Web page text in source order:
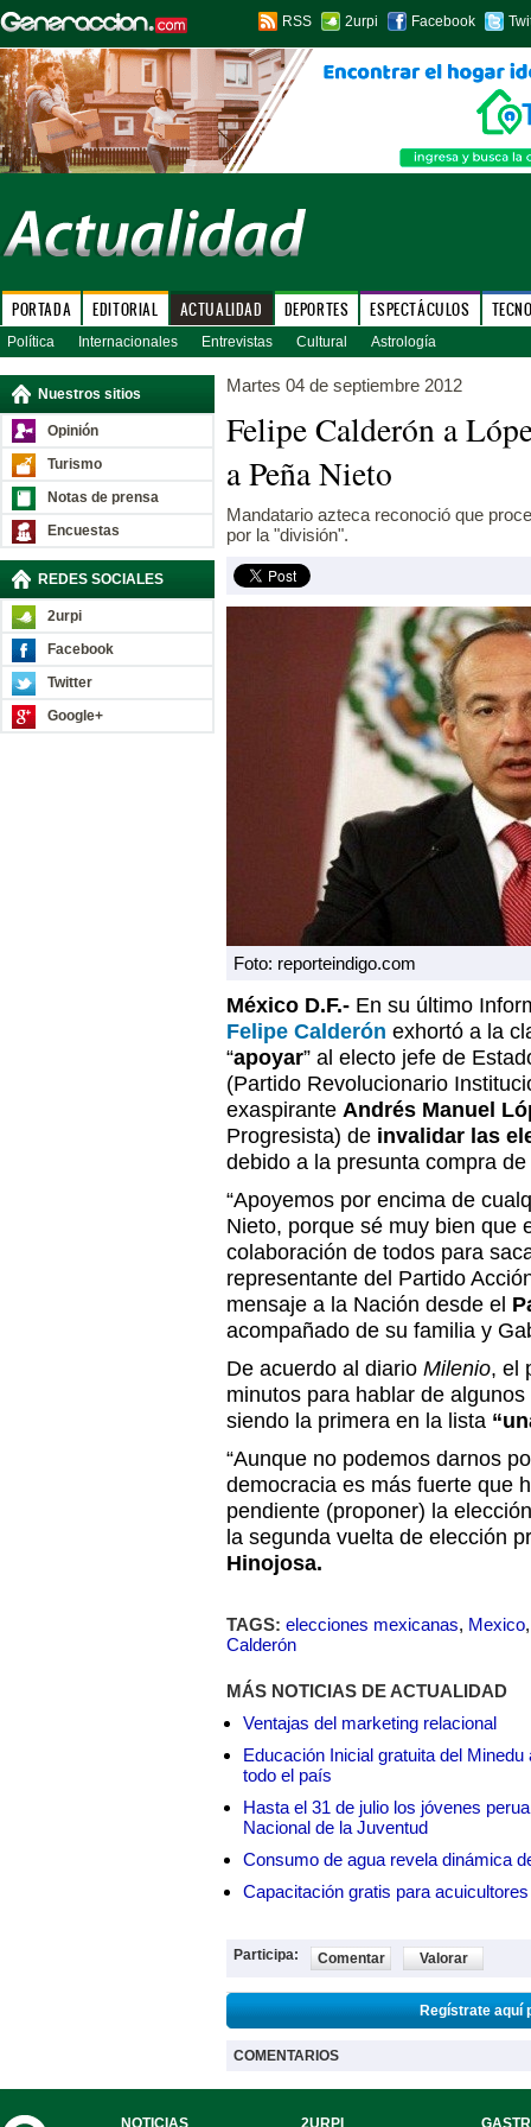
RSS 2urpi Facebook
PORTADA EDITORIAL ACTUALIDAD DEPORTES ESPECTÁCULOS
Política Internacionales Entrevistas Cultural Astrología
Nuestros sitios
Opinión
Turismo
Notas de prensa
Encuestas
REDES SOCIALES
2urpi
Facebook
Twitter
Google+
Martes 04 de septiembre 2012
Felipe Calderón a
a Peña Nieto
Mandatario azteca reconoció que
por la "división".
Foto: reporteindigo.com
México D.F.- En su último
Felipe Calderón exhortó a la
“apoyar” al electo jefe de
(Partido Revolucionario
exaspirante Andrés Manuel
Progresista) de invalidar las
debido a la presunta compra
“Apoyemos por encima de
Nieto, porque sé muy bien que
colaboración de todos para
representante del Partido
mensaje a la Nación desde el
acompañado de su familia y
De acuerdo al diario Milenio, el
minutos para hablar de algunos
siendo la primera en la lista
“Aunque no podemos darnos
democracia es más fuerte que
pendiente (proponer) la
la segunda vuelta de elección
Hinojosa.
TAGS: elecciones mexicanas, Mexico
Calderón
MÁS NOTICIAS DE ACTUALIDAD
Ventajas del marketing relacional
Educación Inicial gratuita del
todo el país
Hasta el 31 de julio los jóvenes
Nacional de la Juventud
Consumo de agua revela dinámica
Capacitación gratis para
Participa: Comentar Valorar
Regístrate aquí
COMENTARIOS
NOTICIAS 2URPI